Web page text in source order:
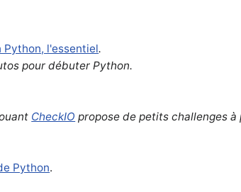
Python, l'essentiel.
pour débuter Python.
CheckIO propose de petits challenges à
Python.